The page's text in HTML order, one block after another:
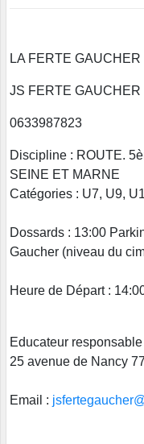
LA FERTE GAUCHER
JS FERTE GAUCHER
0633987823
Discipline : ROUTE.
SEINE ET MARNE
Catégories : U7, U9,
Dossards : 13:00
Gaucher (niveau du
Heure de Départ :
Educateur responsable
25 avenue de Nancy
Email :